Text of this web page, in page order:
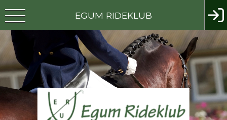
EGUM RIDEKLUB